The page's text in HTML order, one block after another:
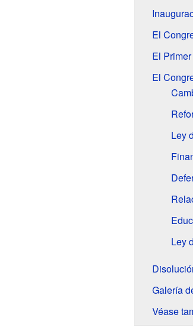
El
El
El
Ley
Ley
Galería
Véase